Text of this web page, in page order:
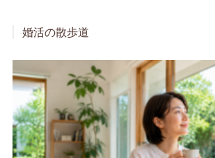
婚活の散歩道